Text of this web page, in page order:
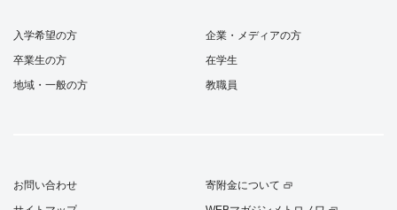
入学希望の方
卒業生の方
地域・一般の方
企業・メディアの方
在学生
教職員
お問い合わせ
寄附金について